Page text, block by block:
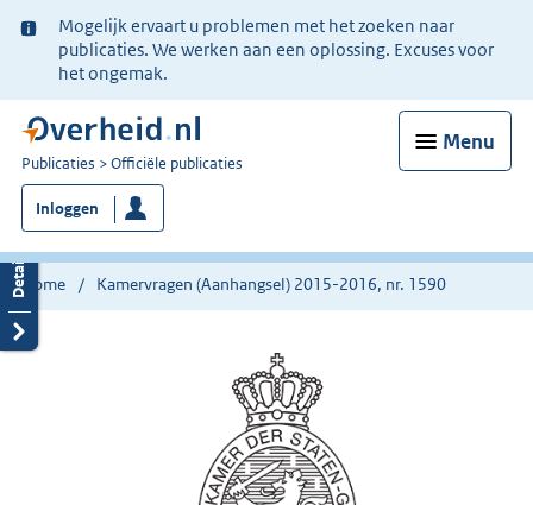
Ter
informatie:
Mogelijk ervaart u problemen met het zoeken naar
publicaties. We werken aan een oplossing. Excuses voor
het ongemak.
Menu
U
bent
nu
hier:
Publicaties Officiële publicaties
Inloggen
Home Kamervragen (Aanhangsel) 2015-2016, nr. 1590